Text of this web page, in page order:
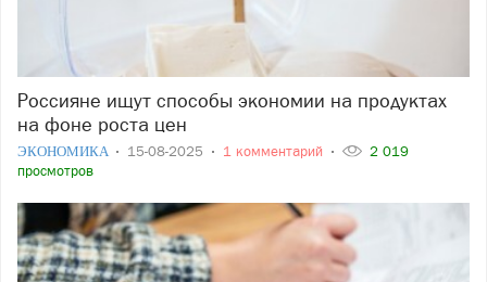
Россияне ищут способы экономии на продуктах
на фоне роста цен
ЭКОНОМИКА 15-08-2025 1 комментарий
2 019
просмотров